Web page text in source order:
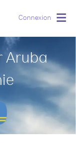
Connexion
Aruba